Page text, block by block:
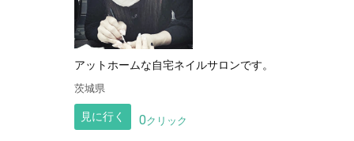
アットホームな自宅ネイルサロンです。
茨城県
見に行く 0クリック